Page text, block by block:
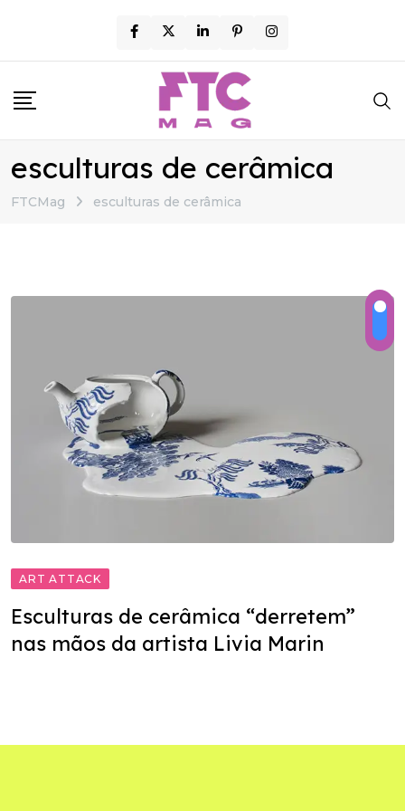
content
esculturas de cerâmica
FTCMag esculturas de cerâmica
ART ATTACK
Esculturas de cerâmica “derretem”
nas mãos da artista Livia Marin